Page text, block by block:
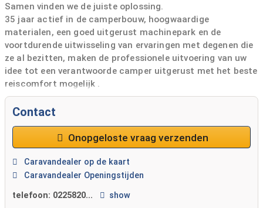
Samen vinden we de juiste oplossing.
35 jaar actief in de camperbouw, hoogwaardige
materialen, een goed uitgerust machinepark en de
voortdurende uitwisseling van ervaringen met degenen die
ze al bezitten, maken de professionele uitvoering van uw
idee tot een verantwoorde camper uitgerust met het beste
reiscomfort mogelijk .
Bij huurvragen en dergelijke zijn wij u uiteraard graag van
dienst.
welverdiende vakantie.
Contact
Onopgeloste vraag verzenden
Caravandealer op de kaart
Caravandealer Openingstijden
telefoon: 0225820... show